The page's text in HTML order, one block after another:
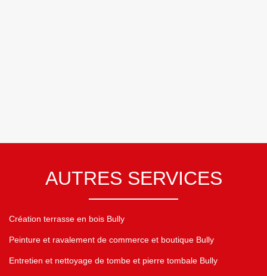
AUTRES SERVICES
Création terrasse en bois Bully
Peinture et ravalement de commerce et boutique Bully
Entretien et nettoyage de tombe et pierre tombale Bully